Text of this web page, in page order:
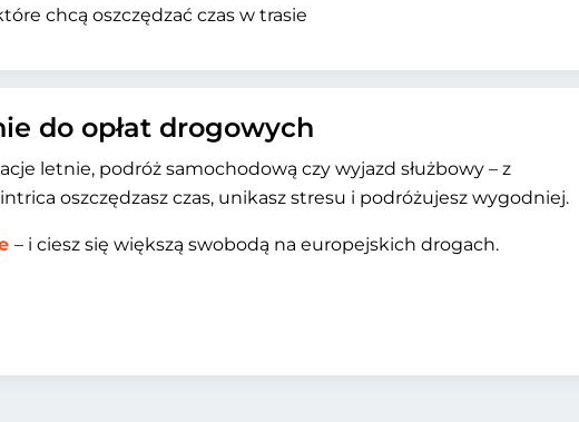
chcą oszczędzać czas w trasie
do opłat drogowych
letnie, podróż samochodową czy wyjazd służbowy – z
oszczędzasz czas, unikasz stresu i podróżujesz wygodniej.
– i ciesz się większą swobodą na europejskich drogach.